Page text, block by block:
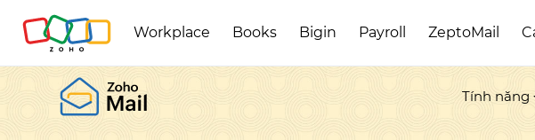
Workplace Books Bigin Payroll ZeptoMail
Tính năng